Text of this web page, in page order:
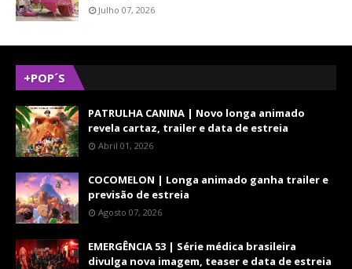
Julho 07, 2026
+POP´S
PATRULHA CANINA | Novo longa animado
revela cartaz, trailer e data de estreia
Abril 01, 2026
COCOMELON | Longa animado ganha trailer e
previsão de estreia
Agosto 07, 2026
EMERGÊNCIA 53 | Série médica brasileira
divulga nova imagem, teaser e data de estreia